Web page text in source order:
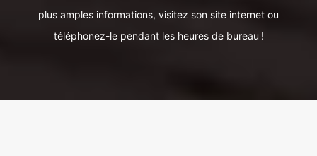
plus amples informations, visitez son site internet ou
téléphonez-le pendant les heures de bureau !